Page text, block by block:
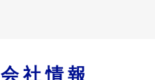
会社情報